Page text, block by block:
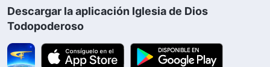
Descargar la aplicación Iglesia de Dios
Todopoderoso